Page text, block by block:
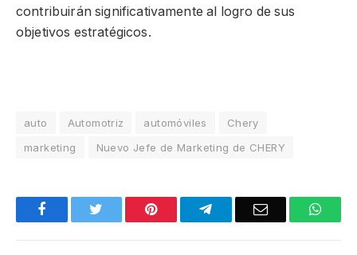
contribuirán significativamente al logro de sus
objetivos estratégicos.
auto Automotriz automóviles
Chery
marketing
Nuevo Jefe de Marketing de CHERY
Facebook Pinterest TelegramEmail